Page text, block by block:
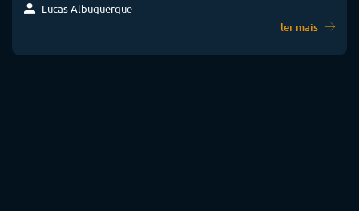
Lucas Albuquerque
ler mais